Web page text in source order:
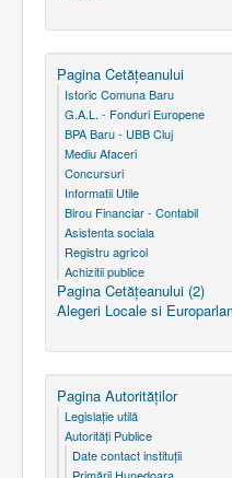
Pagina Cetăţeanului
Istoric Comuna Baru
G.A.L. - Fonduri Europene
BPA Baru - UBB Cluj
Mediu Afaceri
Concursuri
Informatii Utile
Birou Financiar - Contabil
Asistenta sociala
Registru agricol
Achizitii publice
Pagina Cetăţeanului (2)
Alegeri Locale si
Pagina Autorităţilor
Legislaţie utilă
Autorităţi Publice
Date contact instituţii